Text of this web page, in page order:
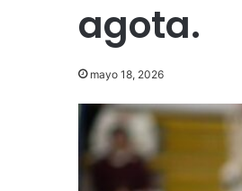
agota.
mayo 18, 2026